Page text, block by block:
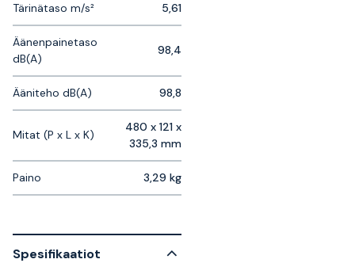
Tärinätaso m/s² 5,61
Äänenpainetaso
dB(A)
98,4
Ääniteho dB(A) 98,8
Mitat (P x L x K)
480 x 121 x
335,3 mm
Paino 3,29 kg
Spesifikaatiot